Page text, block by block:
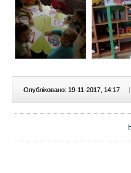
Опубліковано: 19-11-2017, 14:17 |